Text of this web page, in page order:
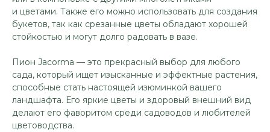
и цветами. Также его можно использовать для создания
букетов, так как срезанные цветы обладают хорошей
стойкостью и могут долго радовать в вазе.
Пион Jacorma — это прекрасный выбор для любого
сада, который ищет изысканные и эффектные растения,
способные стать настоящей изюминкой вашего
ландшафта. Его яркие цветы и здоровый внешний вид
делают его фаворитом среди садоводов и любителей
цветоводства.